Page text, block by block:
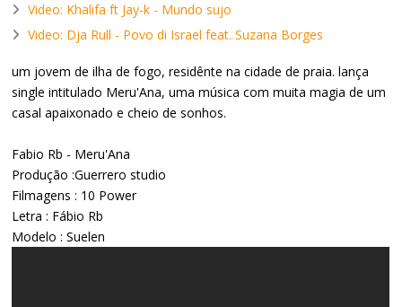
Video: Khalifa ft Jay-k - Mundo sujo
Video: Dja Rull - Povo di Israel feat. Suzana Borges
um jovem de ilha de fogo, residênte na cidade de praia. lança
single intitulado Meru'Ana, uma música com muita magia de um
casal apaixonado e cheio de sonhos.
Fabio Rb - Meru'Ana
Produção :Guerrero studio
Filmagens : 10 Power
Letra : Fábio Rb
Modelo : Suelen